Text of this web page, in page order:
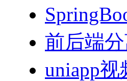
前后端
uniapp视